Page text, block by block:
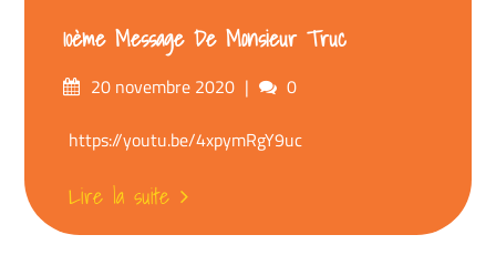
10ème Message De Monsieur Truc
Posté20 novembre 2020 commentaires
0
https://youtu.be/4xpymRgY9uc
Lire la suite